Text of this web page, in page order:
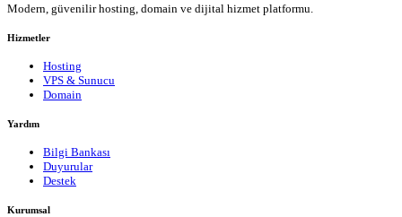
Modern, güvenilir hosting, domain ve dijital hizmet platformu.
Hizmetler
Hosting
VPS & Sunucu
Domain
Yardım
Bilgi Bankası
Duyurular
Destek
Kurumsal